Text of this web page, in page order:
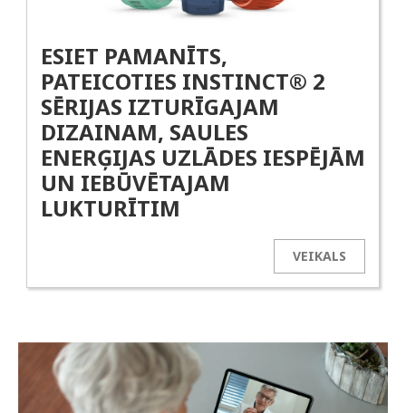
ESIET PAMANĪTS,
PATEICOTIES INSTINCT® 2
SĒRIJAS IZTURĪGAJAM
DIZAINAM, SAULES
ENERĢIJAS UZLĀDES IESPĒJĀM
UN IEBŪVĒTAJAM
LUKTURĪTIM
VEIKALS